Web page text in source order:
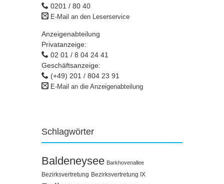
0201 / 80 40
E-Mail an den Leserservice
Anzeigenabteilung
Privatanzeige:
02 01 / 8 04 24 41
Geschäftsanzeige:
(+49) 201 / 804 23 91
E-Mail an die Anzeigenabteilung
Schlagwörter
Baldeneysee Barkhovenallee
Bezirksvertretung Bezirksvertretung IX